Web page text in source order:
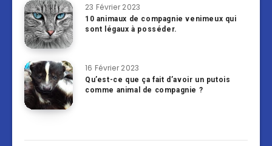
23 Février 2023
10 animaux de compagnie venimeux qui
sont légaux à posséder.
16 Février 2023
Qu’est-ce que ça fait d’avoir un putois
comme animal de compagnie ?